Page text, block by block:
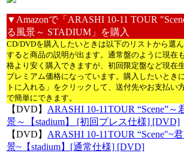
▼Amazonで「ARASHI 10-11 TOUR
る風景～ STADIUM」を購入
CD/DVDを購入したいときは以下のリストから選
すると商品の説明が出ます。通常盤のように現在
格より安く購入できますが、初回限定盤など現在
プレミアム価格になっています。購入したいとき
トに入れる」をクリックして、送付先やお支払い
で簡単にできます。
【DVD】 ARASHI 10-11TOUR “Scene”
景～【stadium】 [初回プレス仕様] [DVD]
【DVD】 ARASHI 10-11TOUR “Scene"~
景~【stadium】[通常仕様] [DVD]